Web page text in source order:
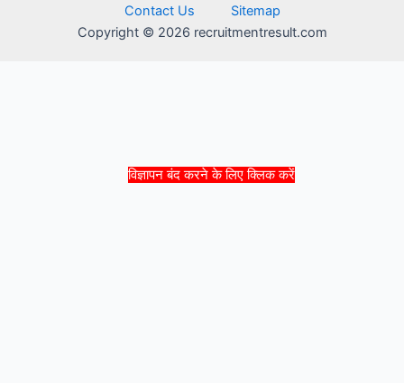
विज्ञापन बंद करने के लिए क्लिक करें
Contact Us
Sitemap
Copyright © 2026 recruitmentresult.com